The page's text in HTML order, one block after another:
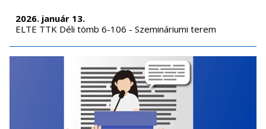
2026. január 13.
ELTE TTK Déli tömb 6-106 - Szemináriumi terem